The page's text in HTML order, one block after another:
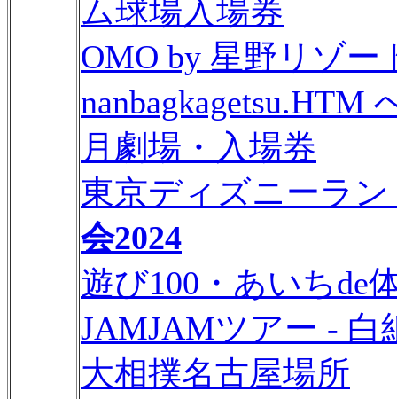
ム球場入場券
OMO by 星野リゾー
月劇場・入場券
東京ディズニーラ
会2024
遊び100・あいちde
JAMJAMツアー - 白
大相撲名古屋場所